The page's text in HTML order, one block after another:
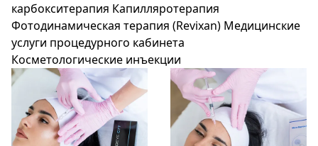
карбокситерапия Капилляротерапия
Фотодинамическая терапия (Revixan) Медицинские
услуги процедурного кабинета
Косметологические инъекции